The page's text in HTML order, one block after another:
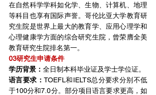
在自然科学学科如化学、生物、计算机、地理
等科目也享有国际声誉。哥伦比亚大学教育研
究生院是世界上最大的教育学、应用心理学和
心理健康学方面的综合研究生院，曾荣膺全美
教育研究生院排名第一。
03研究生申请条件
学历背景： 全日制本科毕业证及学士学位证。
语言要求： TOEFL和IELTS总分要求分别不低
于100分和7.0分。部分项目语言要求更高，如